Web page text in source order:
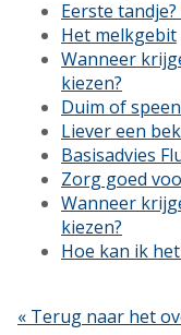
Eerste
Het melkgebit
Wanneer
kiezen?
Duim of
Liever een
Basisadvies
Zorg goed
Wanneer
kiezen?
Hoe kan ik
« Terug naar het